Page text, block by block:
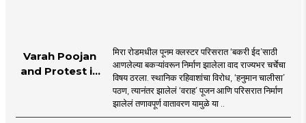
Varah Poojan
and Protest in
Mira Road
मिरा रोडमधील पूनम क्लस्टर परिसरात ‘बकरी ईद’साठी
आणलेल्या बकऱ्यांवरून निर्माण झालेला वाद राज्यभर चर्चेचा
विषय ठरला. स्थानिक रहिवाशांचा विरोध, ‘हनुमान चालीसा’
पठण, त्यानंतर झालेलं ‘वराह’ पूजन आणि परिसरात निर्माण
झालेलं तणावपूर्ण वातावरण यामुळे या ..